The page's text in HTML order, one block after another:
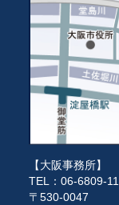
【大阪事務所】
TEL：06-6809-
〒530-0047